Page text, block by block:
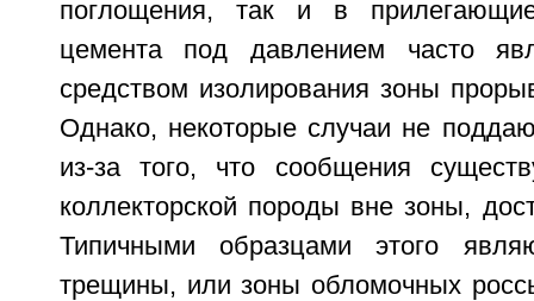
поглощения, так и в
цемента под давлением часто
средством изолирования зоны
Однако, некоторые случаи не
из-за того, что сообщения
коллекторской породы вне зоны,
Типичными образцами этого
трещины, или зоны обломочных